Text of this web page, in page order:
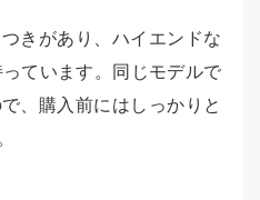
きがあり、ハイエンドな
っています。同じモデルで
、購入前にはしっかりと